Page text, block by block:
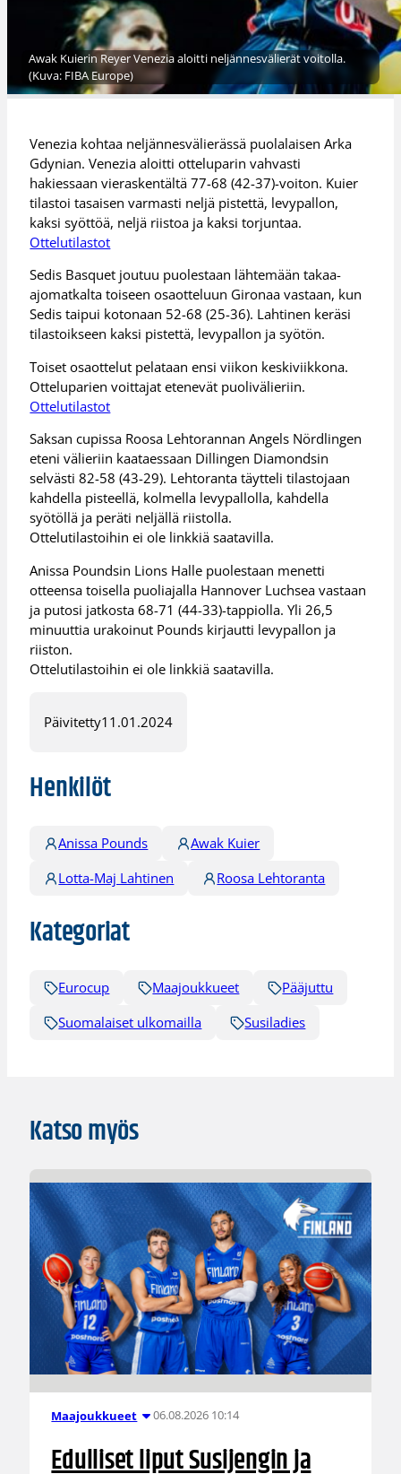
Awak Kuierin Reyer Venezia aloitti neljännesvälierät voitolla.
(Kuva: FIBA Europe)
Venezia kohtaa neljännesvälierässä puolalaisen Arka
Gdynian. Venezia aloitti otteluparin vahvasti
hakiessaan vieraskentältä 77-68 (42-37)-voiton. Kuier
tilastoi tasaisen varmasti neljä pistettä, levypallon,
kaksi syöttöä, neljä riistoa ja kaksi torjuntaa.
Ottelutilastot
Sedis Basquet joutuu puolestaan lähtemään takaa-
ajomatkalta toiseen osaotteluun Gironaa vastaan, kun
Sedis taipui kotonaan 52-68 (25-36). Lahtinen keräsi
tilastoikseen kaksi pistettä, levypallon ja syötön.
Toiset osaottelut pelataan ensi viikon keskiviikkona.
Otteluparien voittajat etenevät puolivälieriin.
Ottelutilastot
Saksan cupissa Roosa Lehtorannan Angels Nördlingen
eteni välieriin kaataessaan Dillingen Diamondsin
selvästi 82-58 (43-29). Lehtoranta täytteli tilastojaan
kahdella pisteellä, kolmella levypallolla, kahdella
syötöllä ja peräti neljällä riistolla.
Ottelutilastoihin ei ole linkkiä saatavilla.
Anissa Poundsin Lions Halle puolestaan menetti
otteensa toisella puoliajalla Hannover Luchsea vastaan
ja putosi jatkosta 68-71 (44-33)-tappiolla. Yli 26,5
minuuttia urakoinut Pounds kirjautti levypallon ja
riiston.
Ottelutilastoihin ei ole linkkiä saatavilla.
Päivitetty11.01.2024
Henkilöt
Anissa Pounds
Awak Kuier
Lotta-Maj Lahtinen
Roosa Lehtoranta
Kategoriat
Eurocup Maajoukkueet
Pääjuttu
Suomalaiset ulkomailla
Susiladies
Katso myös
Maajoukkueet 06.08.2026 10:14
Edulliset liput Susijengin ja